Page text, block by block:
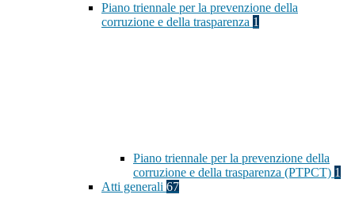
Piano triennale per la prevenzione della
corruzione e della trasparenza 1
Piano triennale per la prevenzione della
corruzione e della trasparenza (PTPCT) 1
Atti generali 67